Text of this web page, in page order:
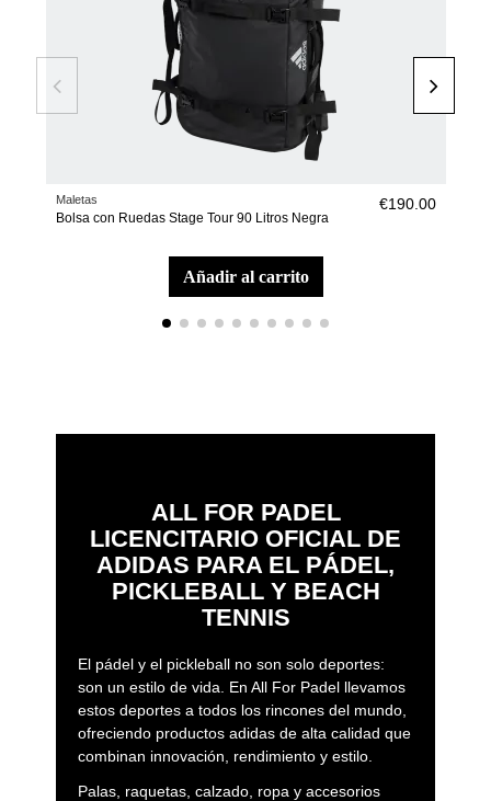
Maletas
Bolsa con Ruedas Stage Tour 90 Litros Negra
€190.00
añadir al carrito
ALL FOR PADEL
LICENCITARIO OFICIAL DE
ADIDAS PARA EL PÁDEL,
PICKLEBALL Y BEACH
TENNIS
El pádel y el pickleball no son solo deportes:
son un estilo de vida. En All For Padel llevamos
estos deportes a todos los rincones del mundo,
ofreciendo productos adidas de alta calidad que
combinan innovación, rendimiento y estilo.
Palas, raquetas, calzado, ropa y accesorios